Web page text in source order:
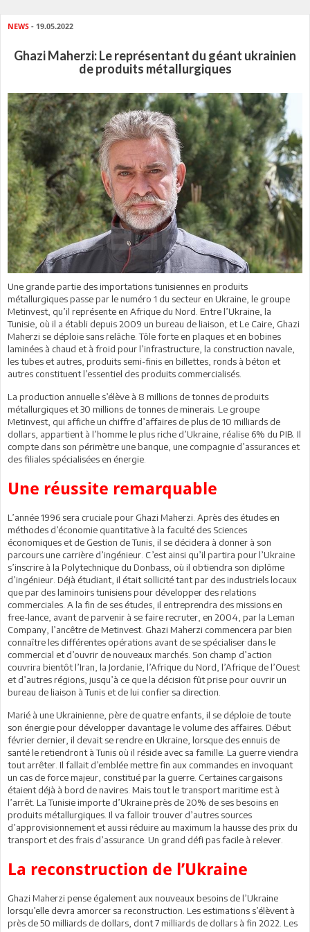
NEWS - 19.05.2022
Ghazi Maherzi: Le représentant du géant ukrainien
de produits métallurgiques
Une grande partie des importations tunisiennes en produits
métallurgiques passe par le numéro 1 du secteur en Ukraine, le groupe
Metinvest, qu’il représente en Afrique du Nord. Entre l’Ukraine, la
Tunisie, où il a établi depuis 2009 un bureau de liaison, et Le Caire, Ghazi
Maherzi se déploie sans relâche. Tôle forte en plaques et en bobines
laminées à chaud et à froid pour l’infrastructure, la construction navale,
les tubes et autres, produits semi-finis en billettes, ronds à béton et
autres constituent l’essentiel des produits commercialisés.
La production annuelle s’élève à 8 millions de tonnes de produits
métallurgiques et 30 millions de tonnes de minerais. Le groupe
Metinvest, qui affiche un chiffre d’affaires de plus de 10 milliards de
dollars, appartient à l’homme le plus riche d’Ukraine, réalise 6% du PIB. Il
compte dans son périmètre une banque, une compagnie d’assurances et
des filiales spécialisées en énergie.
Une réussite remarquable
L’année 1996 sera cruciale pour Ghazi Maherzi. Après des études en
méthodes d’économie quantitative à la faculté des Sciences
économiques et de Gestion de Tunis, il se décidera à donner à son
parcours une carrière d’ingénieur. C’est ainsi qu’il partira pour l’Ukraine
s’inscrire à la Polytechnique du Donbass, où il obtiendra son diplôme
d’ingénieur. Déjà étudiant, il était sollicité tant par des industriels locaux
que par des laminoirs tunisiens pour développer des relations
commerciales. A la fin de ses études, il entreprendra des missions en
free-lance, avant de parvenir à se faire recruter, en 2004, par la Leman
Company, l’ancêtre de Metinvest. Ghazi Maherzi commencera par bien
connaître les différentes opérations avant de se spécialiser dans le
commercial et d’ouvrir de nouveaux marchés. Son champ d’action
couvrira bientôt l’Iran, la Jordanie, l’Afrique du Nord, l’Afrique de l’Ouest
et d’autres régions, jusqu’à ce que la décision fût prise pour ouvrir un
bureau de liaison à Tunis et de lui confier sa direction.
Marié à une Ukrainienne, père de quatre enfants, il se déploie de toute
son énergie pour développer davantage le volume des affaires. Début
février dernier, il devait se rendre en Ukraine, lorsque des ennuis de
santé le retiendront à Tunis où il réside avec sa famille. La guerre viendra
tout arrêter. Il fallait d’emblée mettre fin aux commandes en invoquant
un cas de force majeur, constitué par la guerre. Certaines cargaisons
étaient déjà à bord de navires. Mais tout le transport maritime est à
l’arrêt. La Tunisie importe d’Ukraine près de 20% de ses besoins en
produits métallurgiques. Il va falloir trouver d’autres sources
d’approvisionnement et aussi réduire au maximum la hausse des prix du
transport et des frais d’assurance. Un grand défi pas facile à relever.
La reconstruction de l’Ukraine
Ghazi Maherzi pense également aux nouveaux besoins de l’Ukraine
lorsqu’elle devra amorcer sa reconstruction. Les estimations s’élèvent à
près de 50 milliards de dollars, dont 7 milliards de dollars à fin 2022. Les